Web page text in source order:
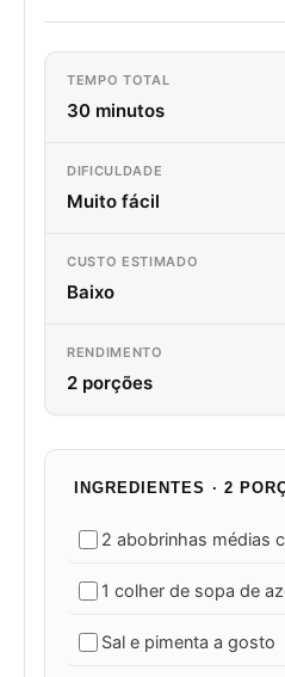
TEMPO TOTAL
30 minutos
DIFICULDADE
Muito fácil
CUSTO ESTIMADO
Baixo
RENDIMENTO
2 porções
INGREDIENTES · 2
2 abobrinhas médias
1 colher de sopa de
Sal e pimenta a gosto